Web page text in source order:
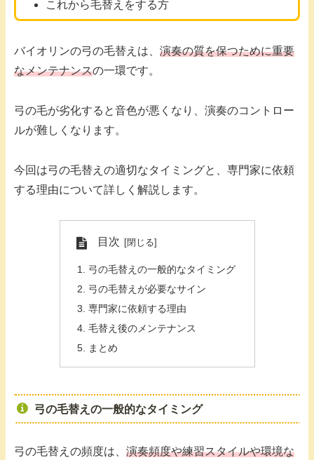
これから毛替えをする方
バイオリンの弓の毛替えは、 演奏の質を保つために重要
なメンテナンスの一環です。
弓の毛が劣化すると音色が悪くなり、演奏のコントロー
ルが難しくなります。
今回は弓の毛替えの適切なタイミングと、専門家に依頼
する理由について詳しく解説します。
目次
弓の毛替えの一般的なタイミング
弓の毛替えが必要なサイン
専門家に依頼する理由
毛替え後のメンテナンス
まとめ
弓の毛替えの一般的なタイミング
弓の毛替えの頻度は、 演奏頻度や練習スタイルや環境な